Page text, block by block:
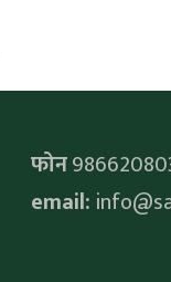
फोन
email: